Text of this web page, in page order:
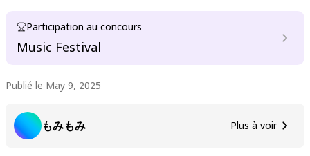
Participation au concours
Music Festival
Publié le May 9, 2025
もみもみ Plus à voir